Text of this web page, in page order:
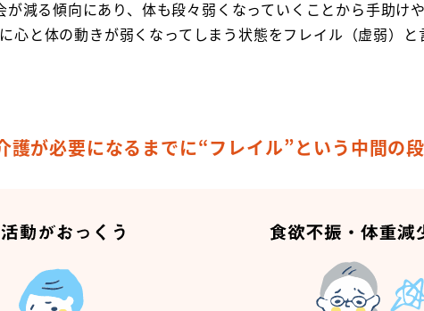
減る傾向にあり、体も段々弱くなっていくことから手助け
心と体の動きが弱くなってしまう状態をフレイル（虚弱）と
が必要になるまでに“フレイル”という中間の